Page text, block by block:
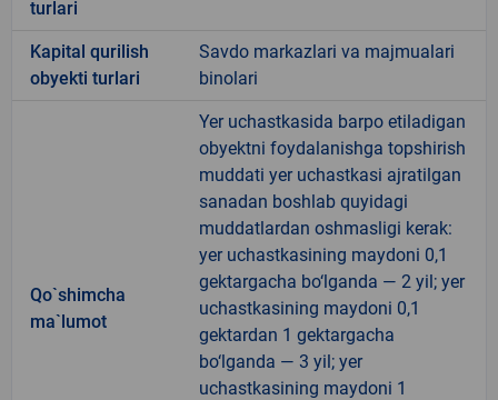
turlari
Kapital qurilish
obyekti turlari
Savdo markazlari va majmualari
binolari
Qo`shimcha
ma`lumot
Yer uchastkasida barpo etiladigan
obyektni foydalanishga topshirish
muddati yer uchastkasi ajratilgan
sanadan boshlab quyidagi
muddatlardan oshmasligi kerak:
yer uchastkasining maydoni 0,1
gektargacha bo‘lganda — 2 yil; yer
uchastkasining maydoni 0,1
gektardan 1 gektargacha
bo‘lganda — 3 yil; yer
uchastkasining maydoni 1